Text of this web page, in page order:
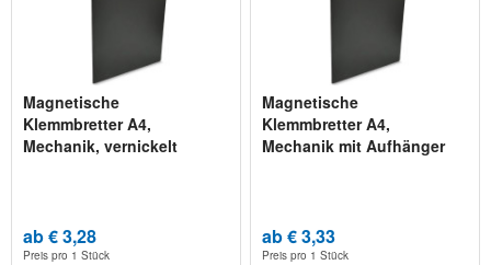
Magnetische
Klemmbretter A4,
Mechanik, vernickelt
ab € 3,28
Preis pro 1 Stück
Magnetische
Klemmbretter A4,
Mechanik mit Aufhänger
ab € 3,33
Preis pro 1 Stück